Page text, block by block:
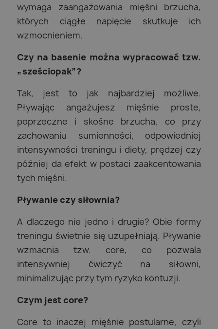
wymaga zaangażowania mięśni brzucha,
których ciągłe napięcie skutkuje ich
wzmocnieniem.
Czy na basenie można wypracować tzw.
„sześciopak”?
Tak, jest to jak najbardziej możliwe.
Pływając angażujesz mięśnie proste,
poprzeczne i skośne brzucha, co przy
zachowaniu sumienności, odpowiedniej
intensywności treningu i diety, prędzej czy
później da efekt w postaci zaakcentowania
tych mięśni.
Pływanie czy siłownia?
A dlaczego nie jedno i drugie? Obie formy
treningu świetnie się uzupełniają. Pływanie
wzmacnia tzw. core, co pozwala
intensywniej ćwiczyć na siłowni,
minimalizując przy tym ryzyko kontuzji.
Czym jest core?
Core to inaczej mięśnie postularne, czyli